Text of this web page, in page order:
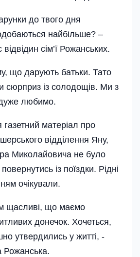
до твого дня
найбільше? –
сім’ї Рожанських.
що дарують батьки. Тато
сюр­приз із солодощів. Ми з
любимо.
газетний матері­ал про
відділення Яну,
Миколайовича не було
із поїздки. Рідні
очікували.
щасливі, що маємо
донечок. Хочеться,
утвердились у житті, -
Рожанська.